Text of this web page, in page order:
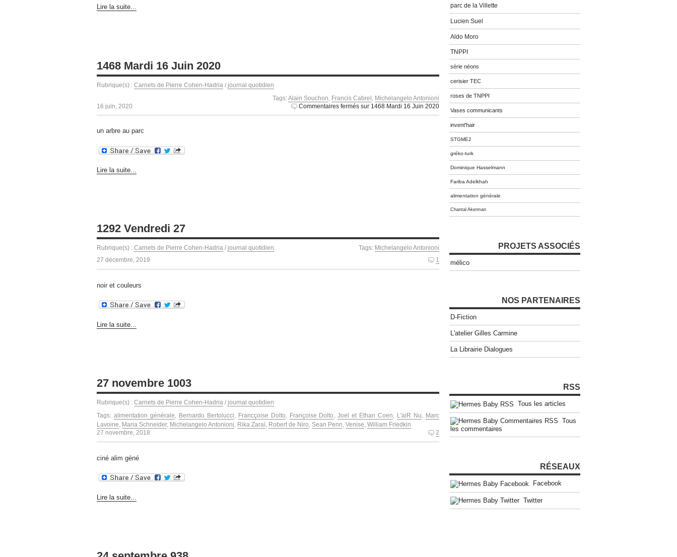
Lire la suite...
1468 Mardi 16 Juin 2020
Rubrique(s) : Carnets de Pierre Cohen-Hadria / journal quotidien
Tags:Alain Souchon Francis Cabrel Michelangelo Antonioni
16 juin, 2020
Commentaires fermés sur 1468 Mardi 16 Juin 2020
un arbre au parc
Lire la suite...
1292 Vendredi 27
Rubrique(s) : Carnets de Pierre Cohen-Hadria / journal quotidien Tags: Michelangelo Antonioni
27 décembre, 2019
1
noir et couleurs
Lire la suite...
27 novembre 1003
Rubrique(s) : Carnets de Pierre Cohen-Hadria / journal quotidien
Tags: alimentation générale, Bernardo Bertolucci, Francçoise Dolto, Françoise Dolto ,Joel et Ethan Coen, L'aiR Nu, Marc
Lavoine, Maria Schneider, Michelangelo Antonioni, Rika Zaraï, Robert de Niro, Sean Penn, Venise, William Friedkin
27 novembre, 2018
2
ciné alim géné
Lire la suite...
parc de la Villette
Lucien Suel
Aldo Moro
TNPPI
série néons
cerisier TEC
roses de TNPPI
Vases communicants
invent'hair
STGME2
gréko-turk
Dominique Hasselmann
Fariba Adelkhah
alimentation générale
Chantal Akerman
PROJETS ASSOCIÉS
mélico
NOS PARTENAIRES
D-Fiction
L'atelier Gilles Carmine
La Librairie Dialogues
RSS
Tous les articles
Tous
les commentaires
RÉSEAUX
Facebook
Twitter